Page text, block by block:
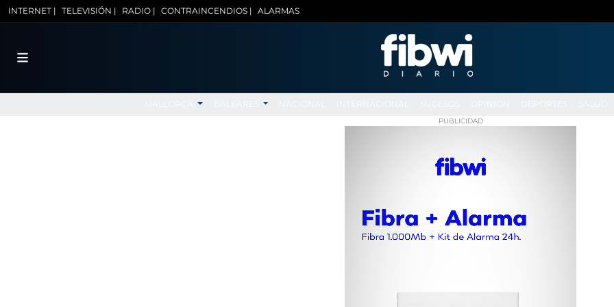
INTERNET | TELEVISIÓN | RADIO | CONTRAINCENDIOS | ALARMAS